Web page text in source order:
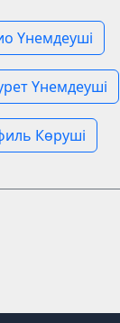
Үнемдеуші
Үнемдеуші
Көруші